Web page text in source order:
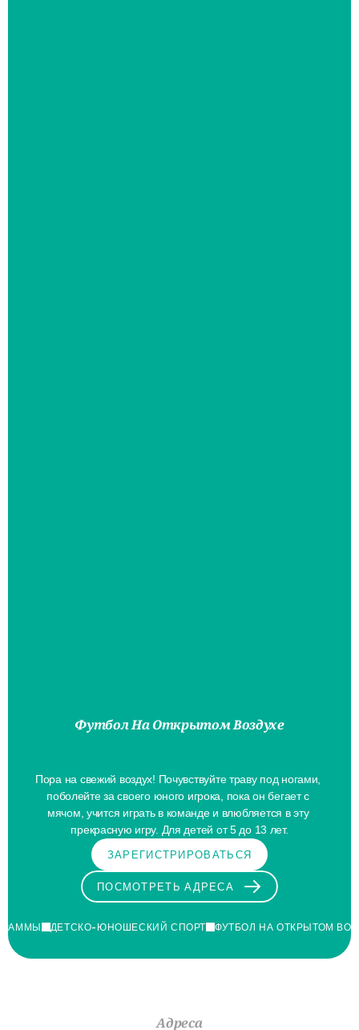
Футбол На Открытом Воздухе
Выходи Играть!
Пора на свежий воздух! Почувствуйте траву под ногами,
поболейте за своего юного игрока, пока он бегает с
мячом, учится играть в команде и влюбляется в эту
прекрасную игру. Для детей от 5 до 13 лет.
ЗАРЕГИСТРИРОВАТЬСЯ
ПОСМОТРЕТЬ АДРЕСА
ДЕТСКО-ЮНОШЕСКИЙ СПОРТ ФУТБОЛ НА ОТКРЫТОМ
Адреса